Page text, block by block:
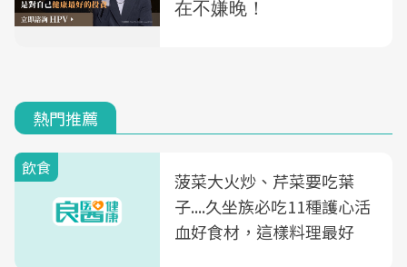
熱門推薦
飲食
菠菜大火炒、芹菜要吃葉
子....久坐族必吃11種護心活
血好食材，這樣料理最好